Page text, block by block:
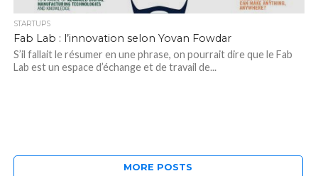
STARTUPS
Fab Lab : l’innovation selon Yovan Fowdar
S’il fallait le résumer en une phrase, on pourrait dire que le Fab
Lab est un espace d’échange et de travail de...
MORE POSTS